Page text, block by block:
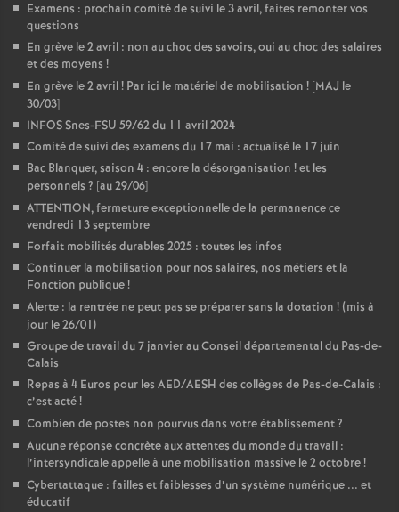
Examens : prochain comité de suivi le 3 avril, faites remonter vos
questions
En grève le 2 avril : non au choc des savoirs, oui au choc des salaires
et des moyens !
En grève le 2 avril! Par ici le matériel de mobilisation ! [MAJ le
30/03]
INFOS Snes-FSU 59/62 du 11 avril 2024
Comité de suivi des examens du 17 mai : actualisé le 17 juin
Bac Blanquer, saison 4 : encore la désorganisation ! et les
personnels ? [au 29/06]
ATTENTION, fermeture exceptionnelle de la permanence ce
vendredi 13 septembre
Forfait mobilités durables 2025 : toutes les infos
Continuer la mobilisation pour nos salaires, nos métiers et la
Fonction publique!
Alerte : la rentrée ne peut pas se préparer sans la dotation ! (mis à
jour le 26/01)
Groupe de travail du 7 janvier au Conseil départemental du Pas-de-
Calais
Repas à 4 Euros pour les AED/AESH des collèges de Pas-de-Calais :
c’est acté!
Combien de postes non pourvus dans votre établissement?
Aucune réponse concrète aux attentes du monde du travail :
l’intersyndicale appelle à une mobilisation massive le 2 octobre!
Cybertattaque : failles et faiblesses d’un système numérique ... et
éducatif